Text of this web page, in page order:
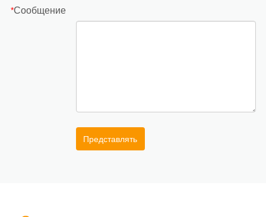
*Сообщение
Представлять